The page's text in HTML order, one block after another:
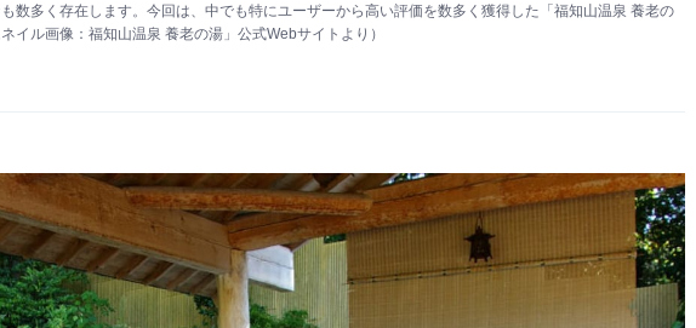
数多く存在します。今回は、中でも特にユーザーから高い評価を数多く獲得した「福知山温泉 養老の
イル画像：福知山温泉 養老の湯」公式Webサイトより）